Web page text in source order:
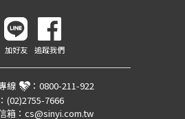
加好友 追蹤我們
線 ： 0800-211-922
(02)2755-7666
箱： cs@sinyi.com.tw